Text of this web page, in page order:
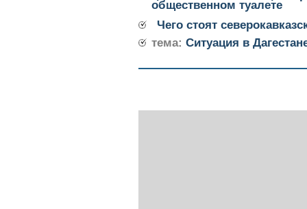
общественном туалете
Чего стоят
тема: Ситуация в